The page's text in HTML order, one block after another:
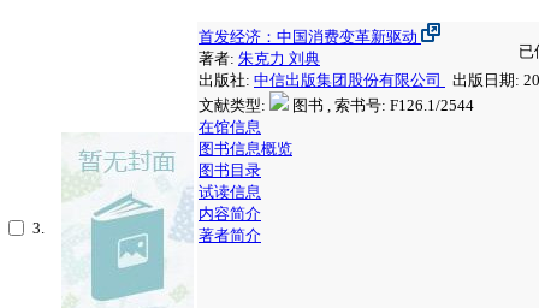
3.
首发经济：中国消费变革新驱动
已
著者: 朱克力 刘典
出版社: 中信出版集团股份有限公司
出版日期:
文献类型:
图书 , 索书号: F126.1/2544
在馆信息
图书信息概览
图书目录
试读信息
内容简介
著者简介